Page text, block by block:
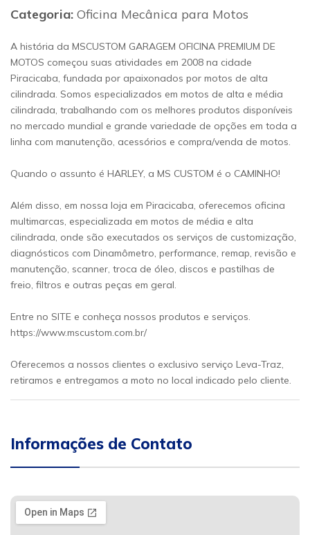
Categoria: Oficina Mecânica para Motos
A história da MSCUSTOM GARAGEM OFICINA PREMIUM DE
MOTOS começou suas atividades em 2008 na cidade
Piracicaba, fundada por apaixonados por motos de alta
cilindrada. Somos especializados em motos de alta e média
cilindrada, trabalhando com os melhores produtos disponíveis
no mercado mundial e grande variedade de opções em toda a
linha com manutenção, acessórios e compra/venda de motos.
Quando o assunto é HARLEY, a MS CUSTOM é o CAMINHO!
Além disso, em nossa loja em Piracicaba, oferecemos oficina
multimarcas, especializada em motos de média e alta
cilindrada, onde são executados os serviços de customização,
diagnósticos com Dinamômetro, performance, remap, revisão e
manutenção, scanner, troca de óleo, discos e pastilhas de
freio, filtros e outras peças em geral.
Entre no SITE e conheça nossos produtos e serviços.
https://www.mscustom.com.br/
Oferecemos a nossos clientes o exclusivo serviço Leva-Traz,
retiramos e entregamos a moto no local indicado pelo cliente.
Informações de Contato